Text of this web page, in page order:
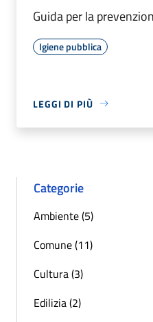
Guida per la
Igiene pubblica
LEGGI DI PIÙ
Categorie
Ambiente (5)
Comune (11)
Cultura (3)
Edilizia (2)